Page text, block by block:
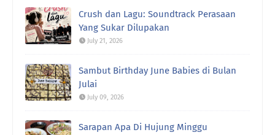
biasa br ...
Rawiwa:Taksabar juga nak bersara huhu
uncle gedek:
Crush dan Lagu: Soundtrack Perasaan
Yang Sukar Dilupakan
July 21, 2026
Sambut Birthday June Babies di Bulan
Julai
July 09, 2026
Sarapan Apa Di Hujung Minggu